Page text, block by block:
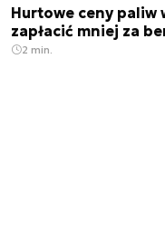
Hurtowe ceny paliw
zapłacić mniej za
2 min.